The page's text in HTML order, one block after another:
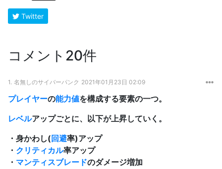
Twitter
コメント20件
1. 名無しのサイバーパンク 2021年01月23日 02:09
プレイヤーの能力値を構成する要素の一つ。
レベルアップごとに、以下が上昇していく。
・身かわし(回避率)アップ
・ クリティカル率アップ
・ マンティスブレードのダメージ増加